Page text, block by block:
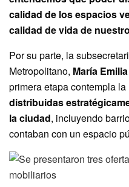
calidad de los espacios
calidad de vida de
Por su parte, la
Metropolitano, María
primera etapa contempla
distribuidas
la ciudad, incluyendo
contaban con un espacio